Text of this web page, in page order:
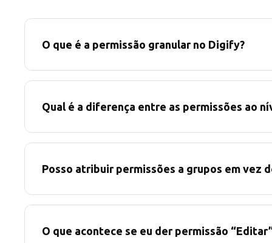
O que é a permissão granular no Digify?
Qual é a diferença entre as permissões ao
Posso atribuir permissões a grupos em vez
O que acontece se eu der permissão